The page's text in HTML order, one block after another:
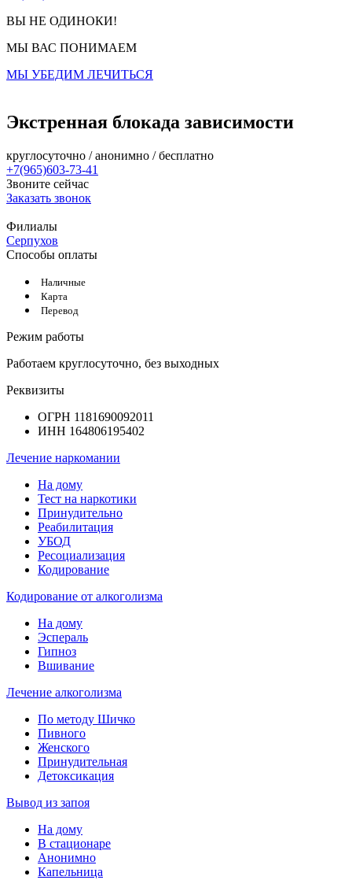
ВЫ НЕ ОДИНОКИ!
МЫ ВАС ПОНИМАЕМ
МЫ УБЕДИМ ЛЕЧИТЬСЯ
Экстренная блокада зависимости
круглосуточно / анонимно / бесплатно
+7(965)603-73-41
Звоните сейчас
Заказать звонок
Филиалы
Серпухов
Способы оплаты
Наличные
Карта
Перевод
Режим работы
Работаем круглосуточно, без выходных
Реквизиты
ОГРН 1181690092011
ИНН 164806195402
Лечение наркомании
На дому
Тест на наркотики
Принудительно
Реабилитация
УБОД
Ресоциализация
Кодирование
Кодирование от алкоголизма
На дому
Эспераль
Гипноз
Вшивание
Лечение алкоголизма
По методу Шичко
Пивного
Женского
Принудительная
Детоксикация
Вывод из запоя
На дому
В стационаре
Анонимно
Капельница